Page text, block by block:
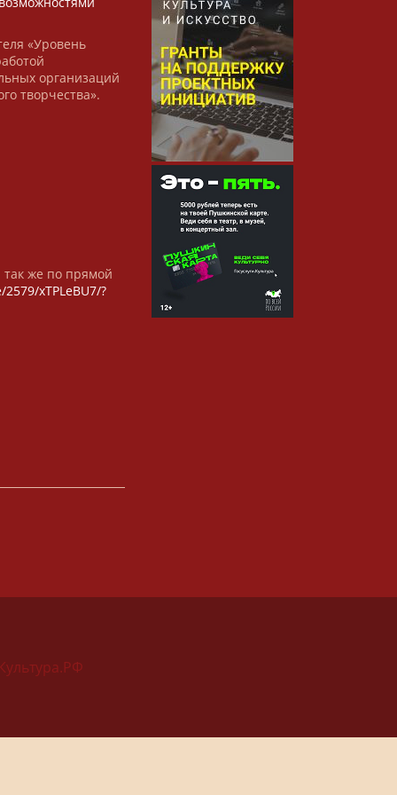
«Уровень
организаций
творчества».
так же по прямой
xTPLeBU7/?